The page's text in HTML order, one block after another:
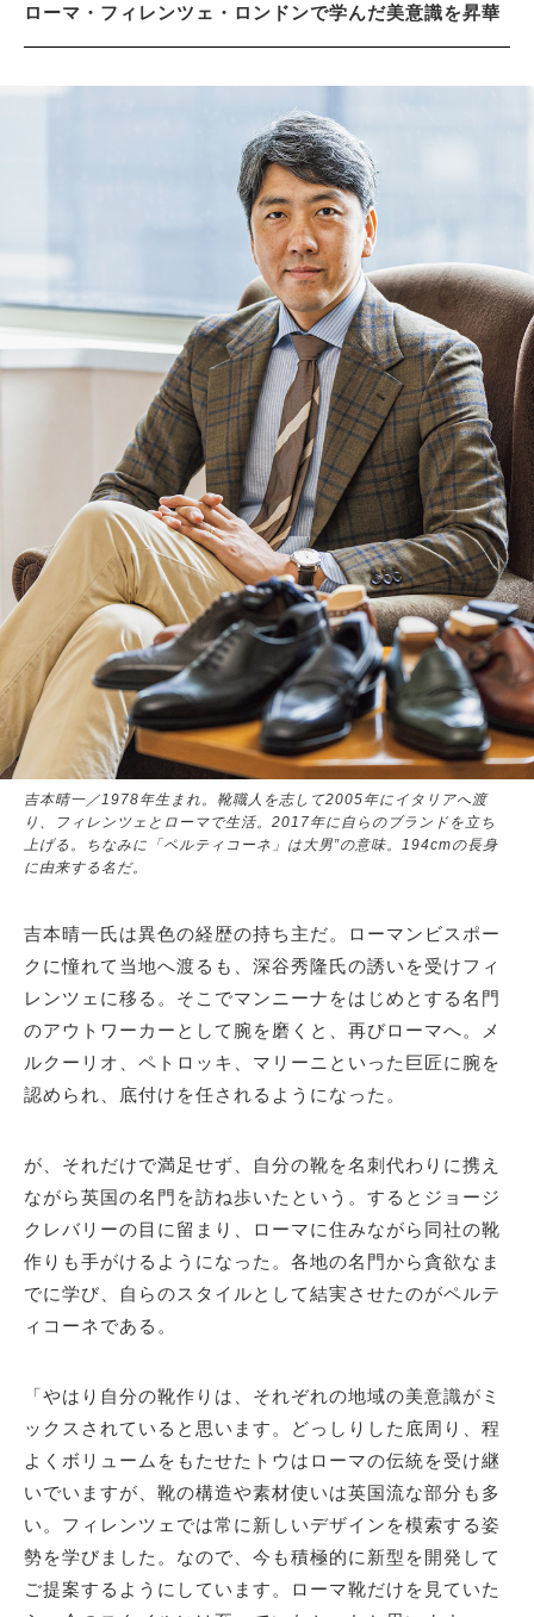
ローマ・フィレンツェ・ロンドンで学んだ美意識を昇華
吉本晴一／1978年生まれ。靴職人を志して2005年にイタリアへ渡
り、フィレンツェとローマで生活。2017年に自らのブランドを立ち
上げる。ちなみに「ペルティコーネ」は大男”の意味。194cmの長身
に由来する名だ。
吉本晴一氏は異色の経歴の持ち主だ。ローマンビスポー
クに憧れて当地へ渡るも、深谷秀隆氏の誘いを受けフィ
レンツェに移る。そこでマンニーナをはじめとする名門
のアウトワーカーとして腕を磨くと、再びローマへ。メ
ルクーリオ、ペトロッキ、マリーニといった巨匠に腕を
認められ、底付けを任されるようになった。
が、それだけで満足せず、自分の靴を名刺代わりに携え
ながら英国の名門を訪ね歩いたという。するとジョージ
クレバリーの目に留まり、ローマに住みながら同社の靴
作りも手がけるようになった。各地の名門から貪欲なま
でに学び、自らのスタイルとして結実させたのがペルテ
ィコーネである。
「やはり自分の靴作りは、それぞれの地域の美意識がミ
ックスされていると思います。どっしりした底周り、程
よくボリュームをもたせたトウはローマの伝統を受け継
いでいますが、靴の構造や素材使いは英国流な部分も多
い。フィレンツェでは常に新しいデザインを模索する姿
勢を学びました。なので、今も積極的に新型を開発して
ご提案するようにしています。ローマ靴だけを見ていた